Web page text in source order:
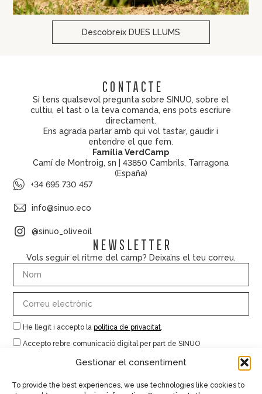
Gestionar el consentiment
To provide the best experiences, we use technologies like cookies to
Descobreix DUES LLUMS
contacte
Si tens qualsevol pregunta sobre SINUO, sobre el
cultiu, el tast o la teva comanda, ens pots escriure
directament.
Ens agrada parlar amb qui vol tastar, gaudir i
entendre el que fem.
Família VerdCamp
Camí de Montroig, sn | 43850 Cambrils, Tarragona
(España)
+34 695 730 457
info@sinuo.eco
@sinuo_oliveoil
Newsletter
Vols seguir el ritme del camp? Deixa’ns el teu correu.
He llegit i accepto lapolítica de privacitat.
Accepto rebre comunicació digital per part de SINUO
Subscriure’m